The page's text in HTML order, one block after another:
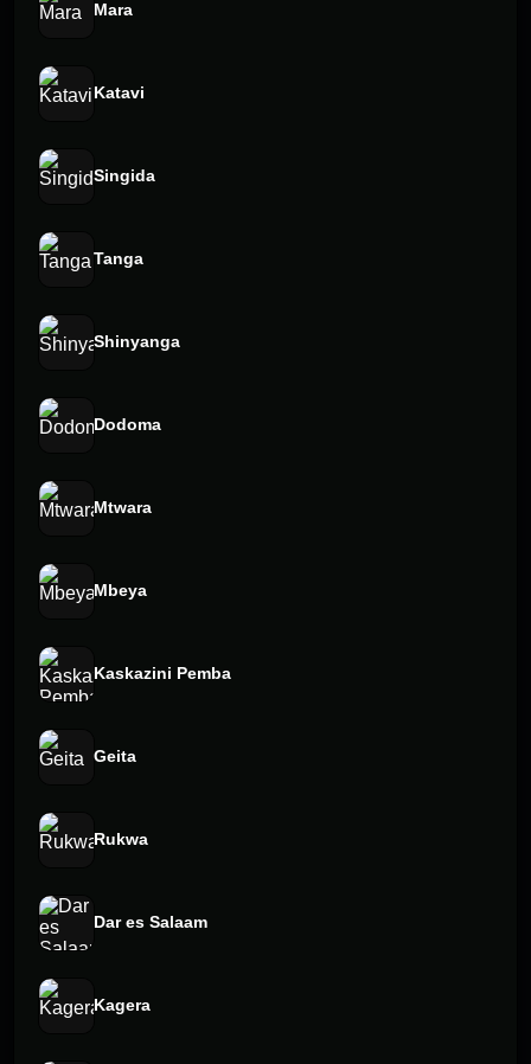
Mara
Katavi
Singida
Tanga
Shinyanga
Dodoma
Mtwara
Mbeya
Kaskazini Pemba
Geita
Rukwa
Dar es Salaam
Kagera